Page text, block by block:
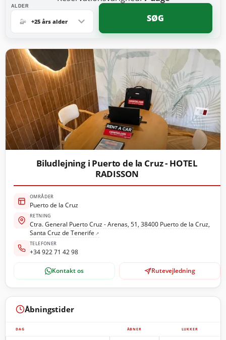
ALDER
+25 års alder SØG
Biludlejning i Puerto de la Cruz - HOTEL
RADISSON
OMRÅDER
Puerto de la Cruz
RETNING
Ctra. General Puerto Cruz - Arenas, 51, 38400 Puerto de la Cruz,
Santa Cruz de Tenerife
TELEFONER
+34 922 71 42 98
Kontakt os Rutevejledning
Åbningstider
DAG ÅBNER LUKKER